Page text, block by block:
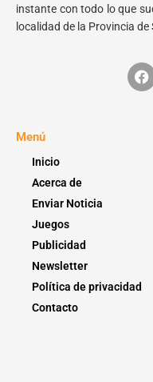
instante con todo lo que
localidad de la Provincia de
Menú
Inicio
Acerca de
Enviar Noticia
Juegos
Publicidad
Newsletter
Política de privacidad
Contacto